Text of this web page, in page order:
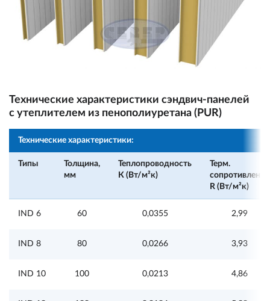
Технические характеристики сэндвич-панелей
с утеплителем из пенополиуретана (PUR)
Технические характеристики:
Типы
Толщина,
мм
Теплопроводность
К (Вт/м²к)
Терм.
сопротивление
R (Вт/м²к)
IND 6 60 0,0355 2,99
IND 8 80 0,0266 3,93
IND 10 100 0,0213 4,86